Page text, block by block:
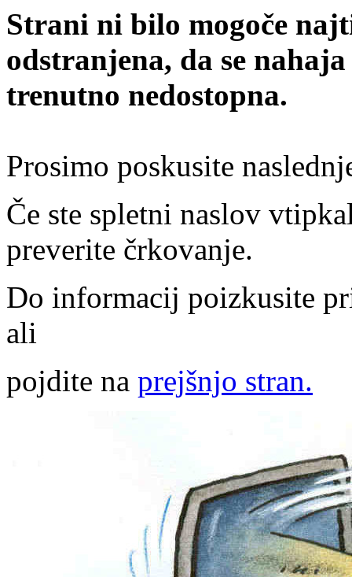
Strani ni bilo mogoče
odstranjena, da se
trenutno nedostopna.
Prosimo poskusite
Če ste spletni naslov
preverite črkovanje.
Do informacij poizkusite
ali
pojdite na prejšnjo stran.